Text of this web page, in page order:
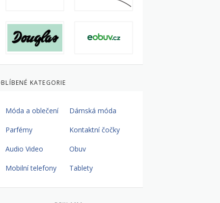
KATEGORIE
Móda a oblečení Dámská móda
Parfémy Kontaktní čočky
Audio Video Obuv
Mobilní telefony Tablety